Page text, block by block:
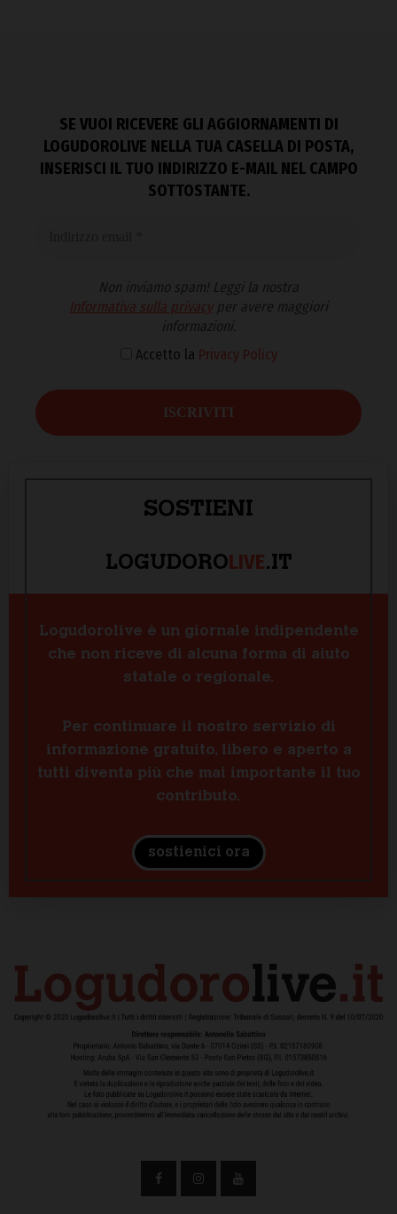
SE VUOI RICEVERE GLI AGGIORNAMENTI DI
LOGUDOROLIVE NELLA TUA CASELLA DI POSTA,
INSERISCI IL TUO INDIRIZZO E-MAIL NEL CAMPO
SOTTOSTANTE.
Non inviamo spam! Leggi la nostra
Informativa sulla privacyper avere maggiori
informazioni.
Accetto la Privacy Policy
SOSTIENI
LOGUDOROLIVE.IT
Logudorolive è un giornale indipendente
che non riceve di alcuna forma di aiuto
statale o regionale.
Per continuare il nostro servizio di
informazione gratuito, libero e aperto a
tutti diventa più che mai importante il tuo
contributo.
sostienici ora